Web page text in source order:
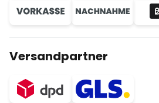
Versandpartner